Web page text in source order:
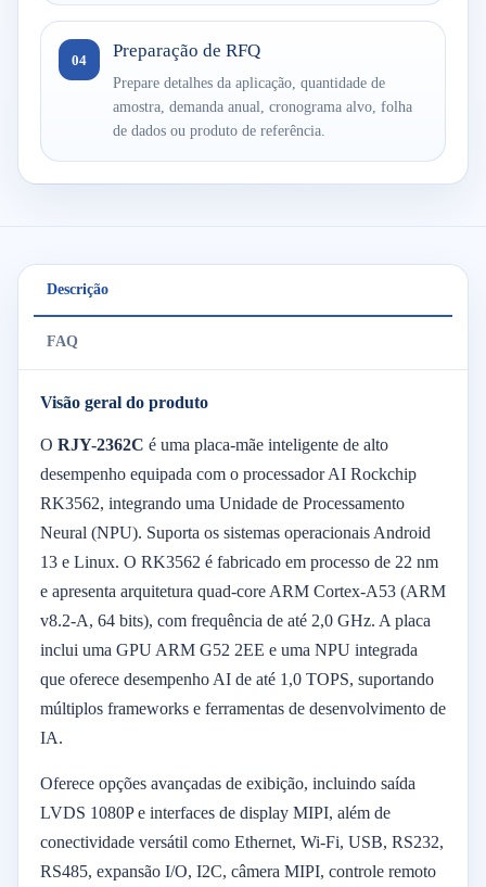
04 Preparação de RFQ
Prepare detalhes da aplicação, quantidade de
amostra, demanda anual, cronograma alvo, folha
de dados ou produto de referência.
Descrição
FAQ
Visão geral do produto
O RJY-2362C é uma placa-mãe inteligente de alto
desempenho equipada com o processador AI Rockchip
RK3562, integrando uma Unidade de Processamento
Neural (NPU). Suporta os sistemas operacionais Android
13 e Linux. O RK3562 é fabricado em processo de 22 nm
e apresenta arquitetura quad-core ARM Cortex-A53 (ARM
v8.2-A, 64 bits), com frequência de até 2,0 GHz. A placa
inclui uma GPU ARM G52 2EE e uma NPU integrada
que oferece desempenho AI de até 1,0 TOPS, suportando
múltiplos frameworks e ferramentas de desenvolvimento de
IA.
Oferece opções avançadas de exibição, incluindo saída
LVDS 1080P e interfaces de display MIPI, além de
conectividade versátil como Ethernet, Wi-Fi, USB, RS232,
RS485, expansão I/O, I2C, câmera MIPI, controle remoto